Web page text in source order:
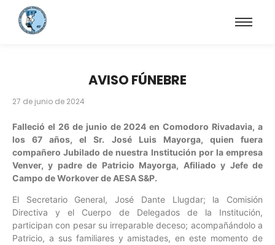
AVISO FÚNEBRE
27 de junio de 2024
Falleció el 26 de junio de 2024 en Comodoro Rivadavia, a
los 67 años, el Sr. José Luis Mayorga, quien fuera
compañero Jubilado de nuestra Institución por la empresa
Venver, y padre de Patricio Mayorga, Afiliado y Jefe de
Campo de Workover de AESA S&P.
El Secretario General, José Dante Llugdar; la Comisión
Directiva y el Cuerpo de Delegados de la Institución,
participan con pesar su irreparable deceso; acompañándolo a
Patricio, a sus familiares y amistades, en este momento de